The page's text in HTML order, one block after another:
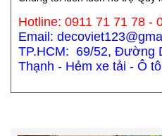
Hotline: 0911 71 71 78 -
Email:
TP.HCM: 69/52, Đường
Thạnh - Hẻm xe tải - Ô